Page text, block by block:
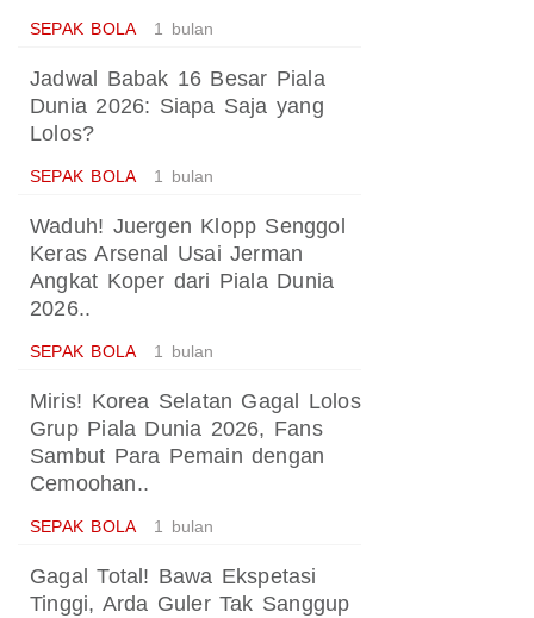
SEPAK BOLA 1 bulan
Jadwal Babak 16 Besar Piala
Dunia 2026: Siapa Saja yang
Lolos?
SEPAK BOLA 1 bulan
Waduh! Juergen Klopp Senggol
Keras Arsenal Usai Jerman
Angkat Koper dari Piala Dunia
2026..
SEPAK BOLA 1 bulan
Miris! Korea Selatan Gagal Lolos
Grup Piala Dunia 2026, Fans
Sambut Para Pemain dengan
Cemoohan..
SEPAK BOLA 1 bulan
Gagal Total! Bawa Ekspetasi
Tinggi, Arda Guler Tak Sanggup